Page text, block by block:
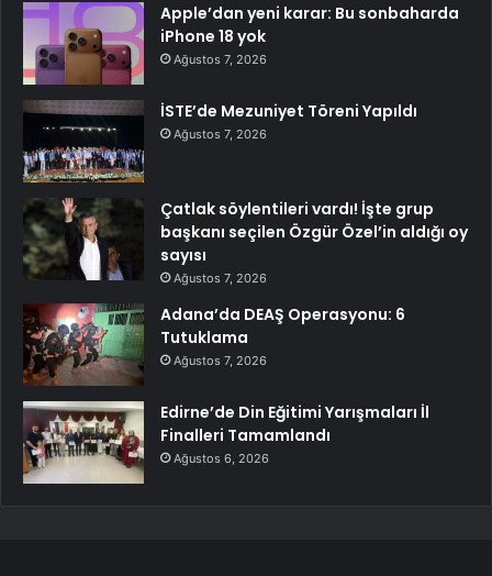
Apple’dan yeni karar: Bu sonbaharda
iPhone 18 yok
Ağustos 7, 2026
İSTE’de Mezuniyet Töreni Yapıldı
Ağustos 7, 2026
Çatlak söylentileri vardı! İşte grup
başkanı seçilen Özgür Özel’in aldığı oy
sayısı
Ağustos 7, 2026
Adana’da DEAŞ Operasyonu: 6
Tutuklama
Ağustos 7, 2026
Edirne’de Din Eğitimi Yarışmaları İl
Finalleri Tamamlandı
Ağustos 6, 2026